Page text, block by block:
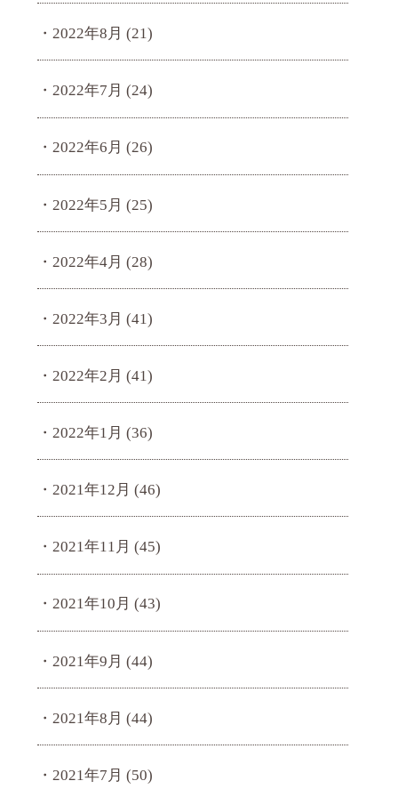
2022年8月 (21)
2022年7月 (24)
2022年6月 (26)
2022年5月 (25)
2022年4月 (28)
2022年3月 (41)
2022年2月 (41)
2022年1月 (36)
2021年12月 (46)
2021年11月 (45)
2021年10月 (43)
2021年9月 (44)
2021年8月 (44)
2021年7月 (50)